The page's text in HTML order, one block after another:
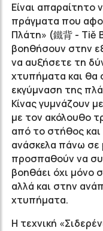
Είναι απαραίτητο
πράγματα που
Πλάτη» (鐵背 - Tiě
βοηθήσουν στην
να αυξήσετε τη
χτυπήματα και θα
εκγύμναση της
Κίνας γυμνάζουν
με τον ακόλουθο
από το στήθος
ανάσκελα πάνω σε
προσπαθούν να
βοηθάει όχι μόνο
αλλά και στην
χτυπήματα.
Η τεχνική